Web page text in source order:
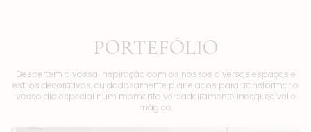
PORTEFÓLIO
Despertem a vossa inspiração com os nossos diversos espaços e
estilos decorativos, cuidadosamente planejados para transformar o
vosso dia especial num momento verdadeiramente inesquecível e
mágico.